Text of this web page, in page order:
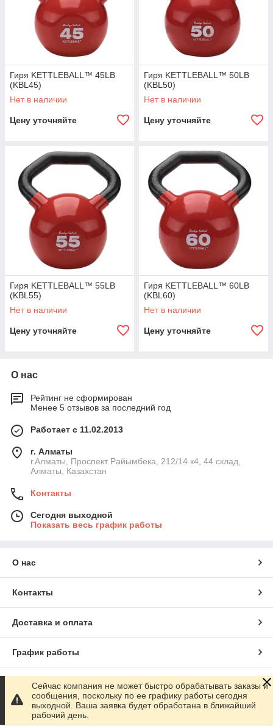
Гиря KETTLEBALL™ 45LB
(KBL45)
Нет в наличии
Цену уточняйте
Гиря KETTLEBALL™ 50LB
(KBL50)
Нет в наличии
Цену уточняйте
Гиря KETTLEBALL™ 55LB
(KBL55)
Нет в наличии
Цену уточняйте
Гиря KETTLEBALL™ 60LB
(KBL60)
Нет в наличии
Цену уточняйте
О нас
Рейтинг не сформирован
Менее 5 отзывов за последний год
Работает с 11.02.2013
г. Алматы
г.Алматы, Проспект Райымбека, 212/14 к4, 44 склад,
Алматы, Казахстан
Контакты
Сегодня выходной
Показать весь график работы
О нас
Контакты
Доставка и оплата
График работы
Полная версия сайта
Сайт создан на маркетплейсе Satu.kz
Сейчас компания не может быстро обрабатывать заказы и
сообщения, поскольку по ее графику работы сегодня
выходной. Ваша заявка будет обработана в ближайший
рабочий день.